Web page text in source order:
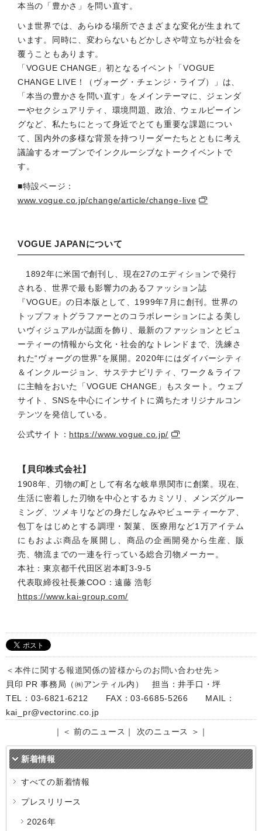
本当の「豊かさ」を問い直す。
いま世界では、あらゆる場所でさまざまな変化が生まれて
います。同時に、変わらないもどかしさや苛立ちが社会を
覆うこともあります。
「VOGUE CHANGE」初となるイベント「VOGUE
CHANGE LIVE！（ヴォーグ・チェンジ・ライブ）」は、
「本当の豊かさを問い直す」をメインテーマに、ジェンダ
ーやセクシュアリティ、環境問題、政治、ウェルビーイン
グなど、私たちにとって身近でとても重要な課題につい
て、国内外の多様な背景を持つリーダーたちとともに考え
議論するオープンでインクルーシブなトークイベントで
す。
■特設ページ：
www.vogue.co.jp/change/article/change-live
VOGUE JAPANについて
1892年に米国で創刊し、現在27のエディションで発行
される、世界で最も影響力のあるファッション誌
『VOGUE』の日本版として、1999年7月に創刊。世界の
トップフォトグラファーとのコラボレーションによる美し
いヴィジュアルが誌面を飾り、最新のファッションとビュ
ーティーの情報から文化・社会的なトレンドまで、洗練さ
れた“ヴォーグの世界”を展開。2020年にはダイバーシティ
＆インクルージョン、サステナビリティ、ワーク＆ライフ
に主軸をおいた「VOGUE CHANGE」もスタート。ウェブ
サイト、SNSを中心にインサイトに満ちたオリジナルコン
テンツを発信している。
公式サイト： https://www.vogue.co.jp/
【貝印株式会社】
1908年、刃物の町として有名な岐阜県関市に創業。現在、
生活に密着した刃物を中心とするカミソリ、メンズグルー
ミング、ツメキリなどの身だしなみやビューティーケア、
包丁をはじめとする調理・製菓、医療用など1万アイテム
にもおよぶ商品を展開し、商品の企画開発から生産、販
売、物流までの一連を行っている総合刃物メーカー。
本社：東京都千代田区岩本町3-9-5
代表取締役社長兼COO：遠藤 浩彰
https://www.kai-group.com/
＜本件に関する報道関係の皆様からのお問い合わせ先＞
貝印 PR 事務局（㈱アンティル内） 担当：井手口・坪
TEL：03-6821-6212 FAX：03-6685-5266 MAIL：
kai_pr@vectorinc.co.jp
｜ ＜ 前のニュース ｜ 次のニュース ＞ ｜
新着情報
すべての新着情報
プレスリリース
2026年